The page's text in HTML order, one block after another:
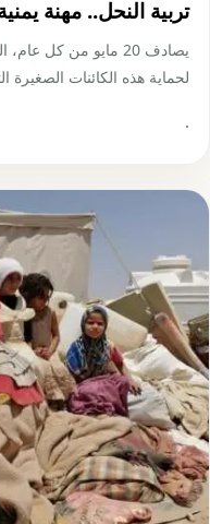
تربية النحل.. مهنة
يصادف 20 مايو من كل
لحماية هذه الكائنات الصغيرة
·